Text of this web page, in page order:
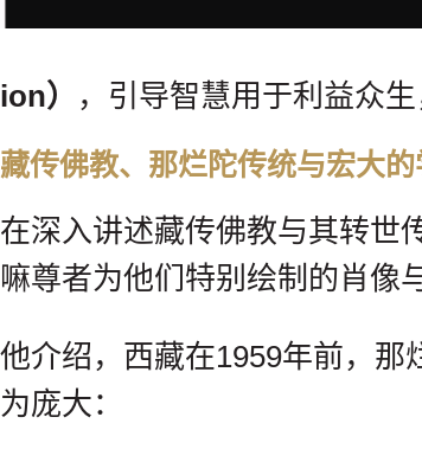
ion）
，引导智慧用于利益众生
藏传佛教、那烂陀传统与宏大
在深入讲述藏传佛教与其转世
嘛尊者为他们特别绘制的肖像
他介绍，西藏在1959年前，那
为庞大：